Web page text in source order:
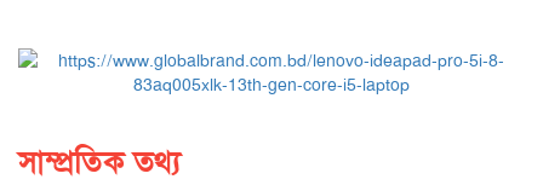
সাম্প্রতিক তথ্য